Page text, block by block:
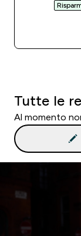
Tutte le
Al momento